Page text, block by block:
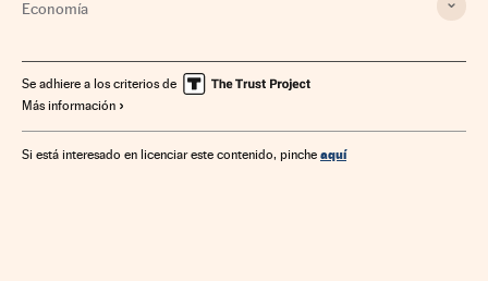
Economía
Se adhiere a los criterios de
Más información
Si está interesado en licenciar este contenido, pinche aquí